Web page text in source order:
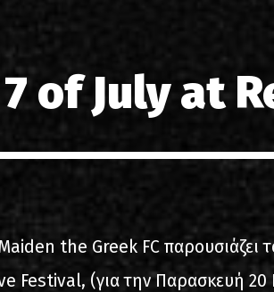
13 Nea Filadelfia
09-04 Likavittos
11-10 Agios Kosmas
06-21 Malakasa
Compilations
Live
List of recordings
Lyrics
Reviews
Interviews
of July at
the Greek FC παρουσιάζει
Festival, (για την Παρασκευή 20